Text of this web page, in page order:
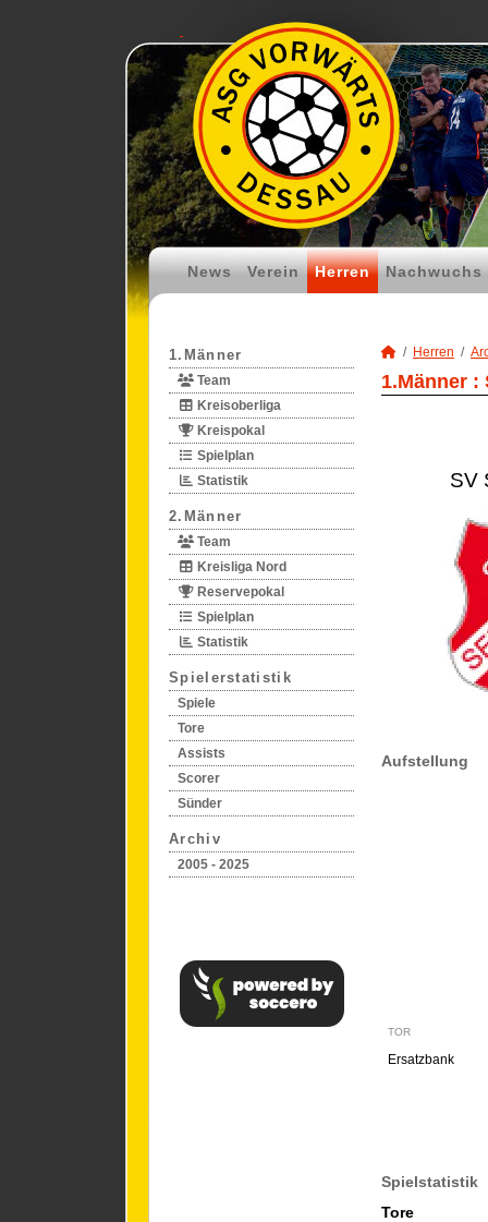
News Verein Herren Nachwuchs
1.Männer
Team
Kreisoberliga
Kreispokal
Spielplan
Statistik
2.Männer
Team
Kreisliga Nord
Reservepokal
Spielplan
Statistik
Spielerstatistik
Spiele
Tore
Assists
Scorer
Sünder
Archiv
2005 - 2025
Herren
1.Männer :
SV
Aufstellung
TOR
Ersatzbank
Spielstatistik
Tore